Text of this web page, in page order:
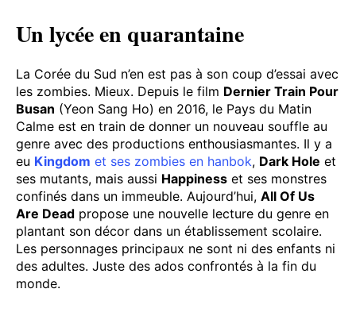
Un lycée en quarantaine
La Corée du Sud n’en est pas à son coup d’essai avec
les zombies. Mieux. Depuis le film Dernier Train Pour
Busan (Yeon Sang Ho) en 2016, le Pays du Matin
Calme est en train de donner un nouveau souffle au
genre avec des productions enthousiasmantes. Il y a
eu Kingdom et ses zombies en hanbok, Dark Hole et
ses mutants, mais aussi Happiness et ses monstres
confinés dans un immeuble. Aujourd’hui, All Of Us
Are Dead propose une nouvelle lecture du genre en
plantant son décor dans un établissement scolaire.
Les personnages principaux ne sont ni des enfants ni
des adultes. Juste des ados confrontés à la fin du
monde.